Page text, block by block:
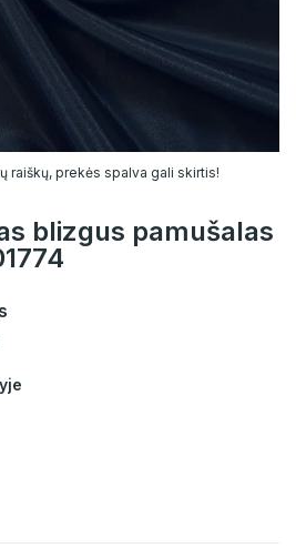
raiškų, prekės spalva gali skirtis!
blizgus pamušalas